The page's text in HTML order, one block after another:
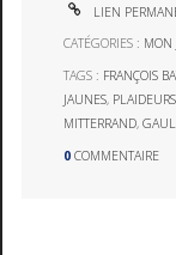
LIEN
CATÉGORIES : MON
TAGS : FRANÇOIS
JAUNES, PLAIDEURS
MITTERRAND,
0 COMMENTAIRE